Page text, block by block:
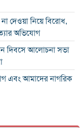
না দেওয়া নিয়ে বিরোধ,
অভিযোগ
দিবসে আলোচনা সভা
এবং আমাদের নাগরিক